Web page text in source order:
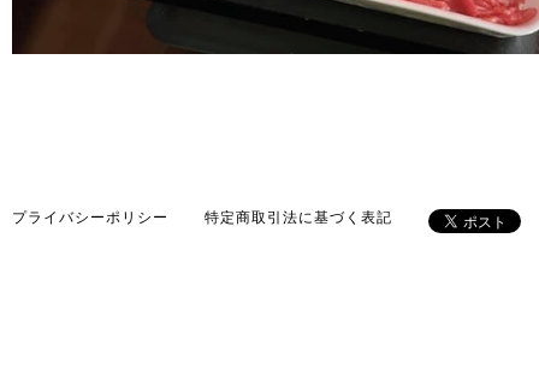
プライバシーポリシー 特定商取引法に基づく表記